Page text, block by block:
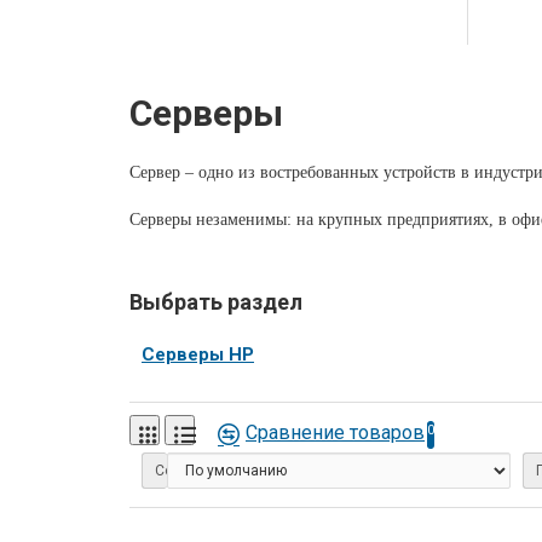
Серверы
Сервер – одно из востребованных устройств в
Серверы незаменимы: на крупных предприятиях, в
Особенно сервер необходим там, где имеют дело с
Использование сервером позволяет избежать
При этом сервер обеспечивает высокое качество
Широкий спектр серверов от компании Копифлай.
Выбрать раздел
Серверы HP
Сравнение товаров 0
Сортировка: